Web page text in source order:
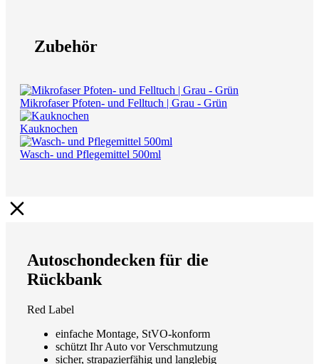
Zubehör
Mikrofaser Pfoten- und Felltuch | Grau - Grün
Kauknochen
Wasch- und Pflegemittel 500ml
Autoschondecken für die
Rückbank
Red Label
einfache Montage, StVO-konform
schützt Ihr Auto vor Verschmutzung
sicher, strapazierfähig und langlebig